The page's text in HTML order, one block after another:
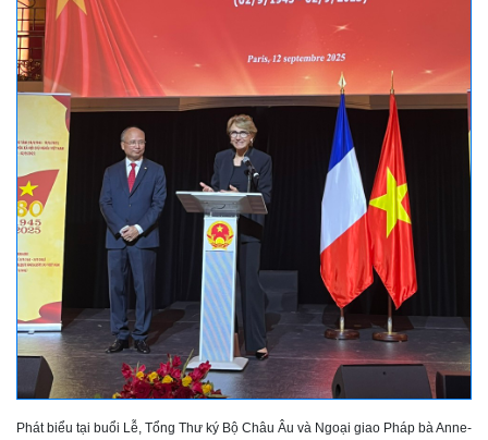
Phát biểu tại buổi Lễ, Tổng Thư ký Bộ Châu Âu và Ngoại giao Pháp bà Anne-